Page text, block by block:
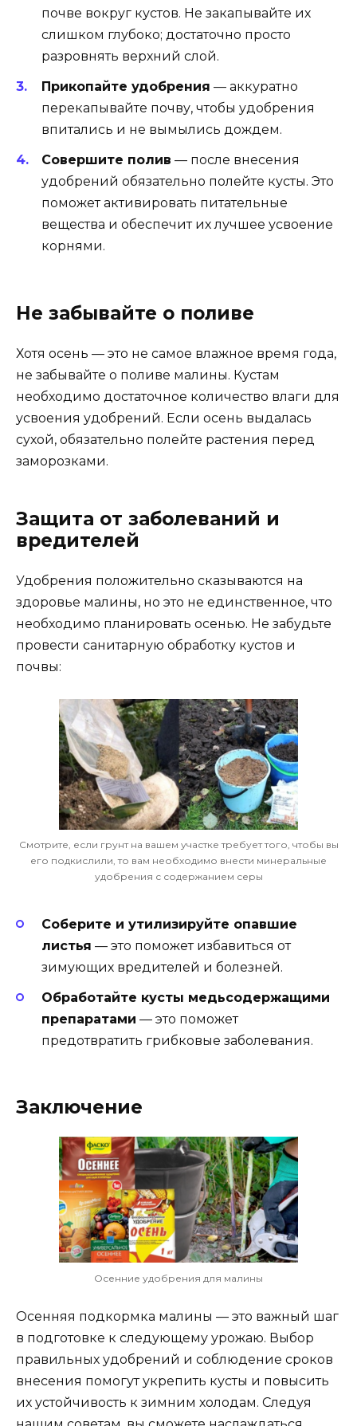
почве вокруг кустов. Не закапывайте их
слишком глубоко; достаточно просто
разровнять верхний слой.
Прикопайте удобрения — аккуратно
перекапывайте почву, чтобы удобрения
впитались и не вымылись дождем.
Совершите полив — после внесения
удобрений обязательно полейте кусты. Это
поможет активировать питательные
вещества и обеспечит их лучшее усвоение
корнями.
Не забывайте о поливе
Хотя осень — это не самое влажное время года,
не забывайте о поливе малины. Кустам
необходимо достаточное количество влаги для
усвоения удобрений. Если осень выдалась
сухой, обязательно полейте растения перед
заморозками.
Защита от заболеваний и
вредителей
Удобрения положительно сказываются на
здоровье малины, но это не единственное, что
необходимо планировать осенью. Не забудьте
провести санитарную обработку кустов и
почвы:
Смотрите, если грунт на вашем участке требует того, чтобы вы
его подкислили, то вам необходимо внести минеральные
удобрения с содержанием серы
Соберите и утилизируйте опавшие
листья — это поможет избавиться от
зимующих вредителей и болезней.
Обработайте кусты медьсодержащими
препаратами — это поможет
предотвратить грибковые заболевания.
Заключение
Осенние удобрения для малины
Осенняя подкормка малины — это важный шаг
в подготовке к следующему урожаю. Выбор
правильных удобрений и соблюдение сроков
внесения помогут укрепить кусты и повысить
их устойчивость к зимним холодам. Следуя